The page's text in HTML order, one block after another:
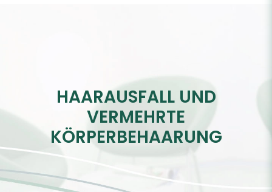
HAARAUSFALL UND
VERMEHRTE
KÖRPERBEHAARUNG